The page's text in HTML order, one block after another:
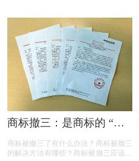
望对各位商标注册老板有帮助
商标撤三：是商标的 “夺
商标被撤三了有什么办法？商标被撤三
的解决方法有哪些？商标被撤三应该如